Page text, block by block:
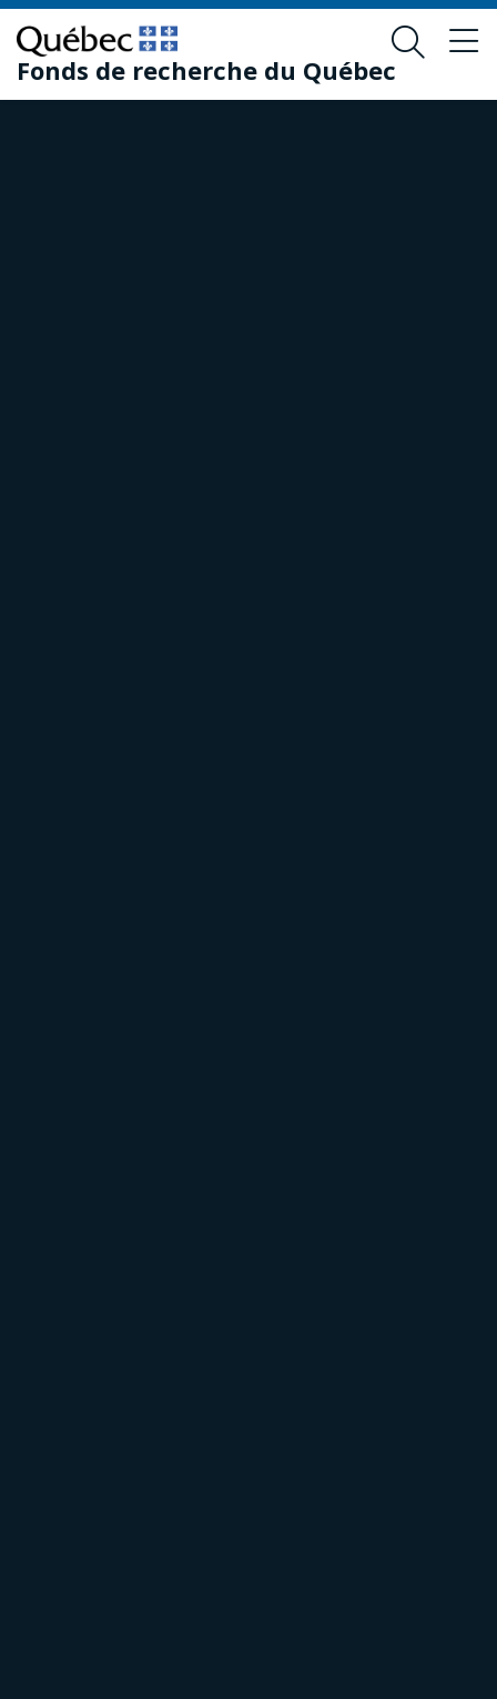
Passer
au
contenu
principal
Passer
au
pied
de
Fonds de recherche du Québec